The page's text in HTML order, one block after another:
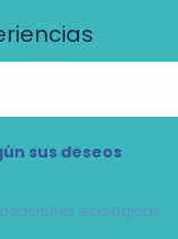
sus deseos
ecológicas
virtual, que